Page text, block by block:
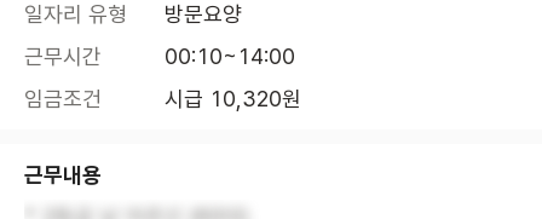
일자리 유형
방문요양
근무시간
00:10~14:00
임금조건
시급 10,320원
근무내용